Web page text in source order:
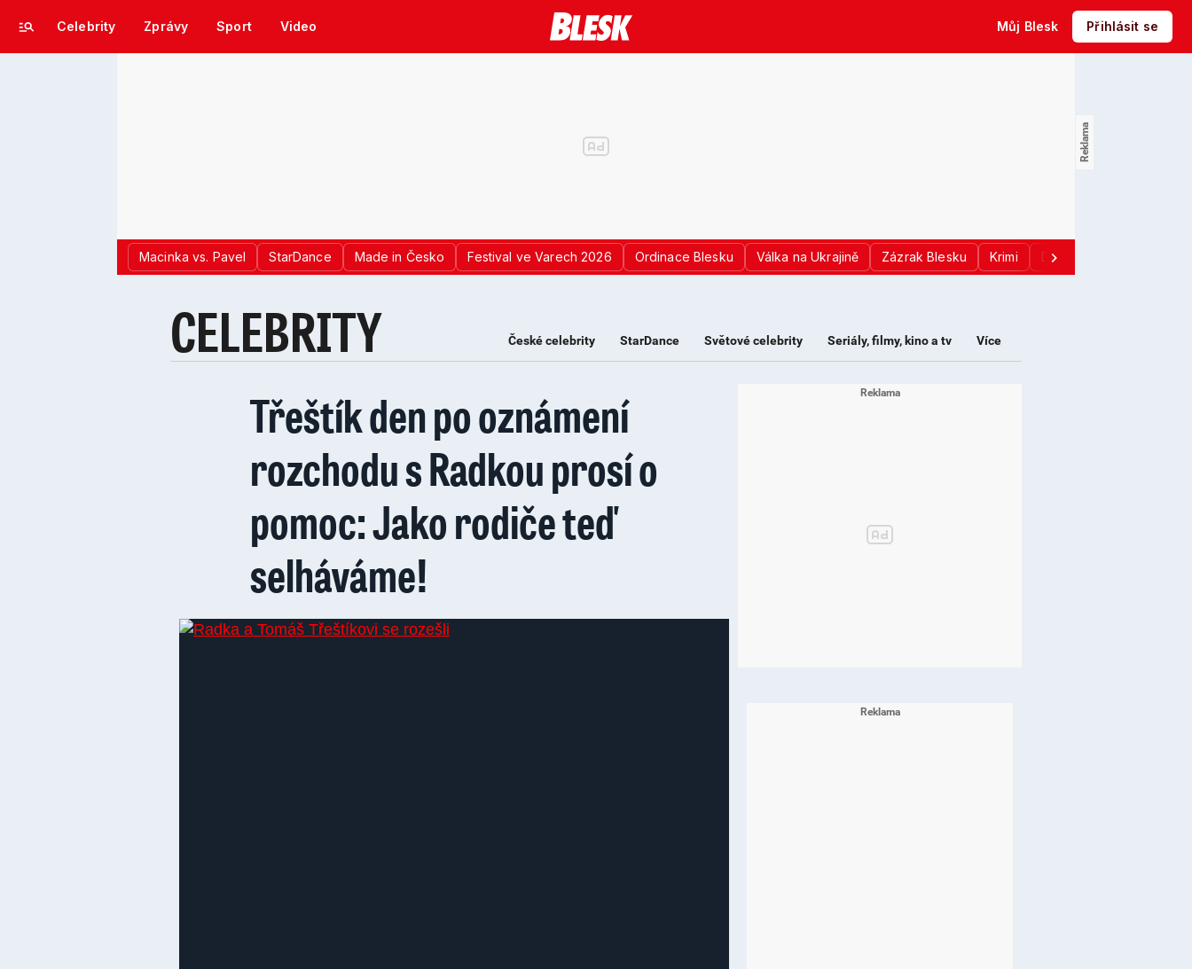
Celebrity Zprávy Sport Video Můj Blesk Přihlásit se
Macinka vs. Pavel StarDance Made in Česko Festival ve Varech 2026 Ordinace Blesku Válka na Ukrajině Zázrak Blesku Krimi Donald Trump
CELEBRITY České celebrity StarDance Světové celebrity Seriály, filmy, kino a tv Více
Třeštík den po oznámení
rozchodu s Radkou prosí o
pomoc: Jako rodiče teď
selháváme!